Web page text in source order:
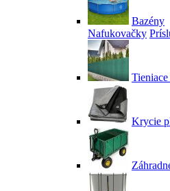
Bazény
Nafukovačky
Tieniace
Krycie